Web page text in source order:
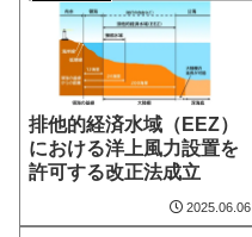
排他的経済水域（EEZ）
における洋上風力設置を
許可する改正法成立
2025.06.06